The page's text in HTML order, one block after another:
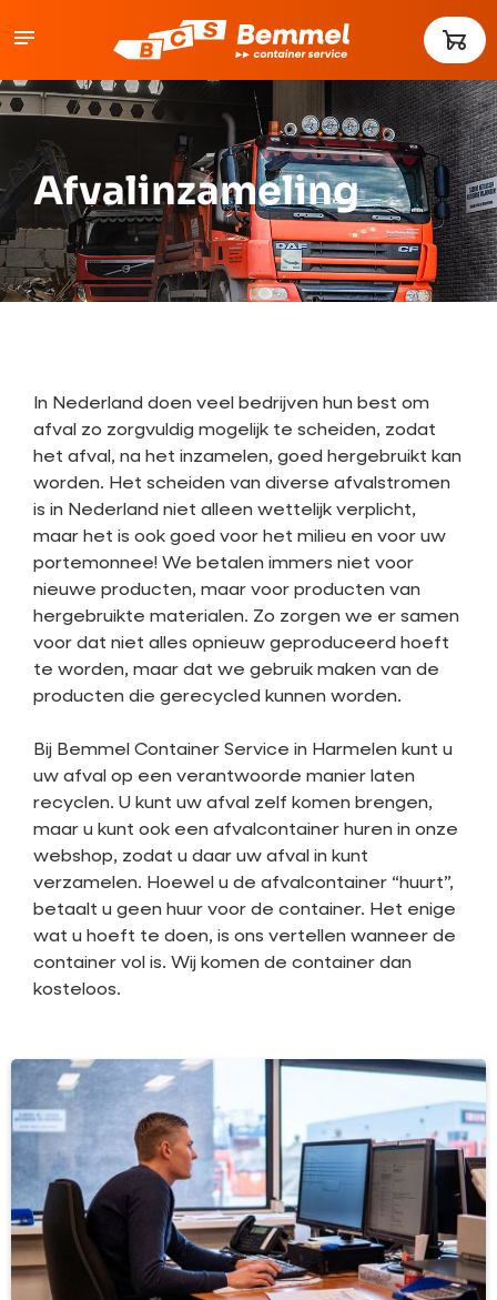
Afvalinzameling
In Nederland doen veel bedrijven hun best om
afval zo zorgvuldig mogelijk te scheiden, zodat
het afval, na het inzamelen, goed hergebruikt kan
worden. Het scheiden van diverse afvalstromen
is in Nederland niet alleen wettelijk verplicht,
maar het is ook goed voor het milieu en voor uw
portemonnee! We betalen immers niet voor
nieuwe producten, maar voor producten van
hergebruikte materialen. Zo zorgen we er samen
voor dat niet alles opnieuw geproduceerd hoeft
te worden, maar dat we gebruik maken van de
producten die gerecycled kunnen worden.
Bij Bemmel Container Service in Harmelen kunt u
uw afval op een verantwoorde manier laten
recyclen. U kunt uw afval zelf komen brengen,
maar u kunt ook een afvalcontainer huren in onze
webshop, zodat u daar uw afval in kunt
verzamelen. Hoewel u de afvalcontainer “huurt”,
betaalt u geen huur voor de container. Het enige
wat u hoeft te doen, is ons vertellen wanneer de
container vol is. Wij komen de container dan
kosteloos.